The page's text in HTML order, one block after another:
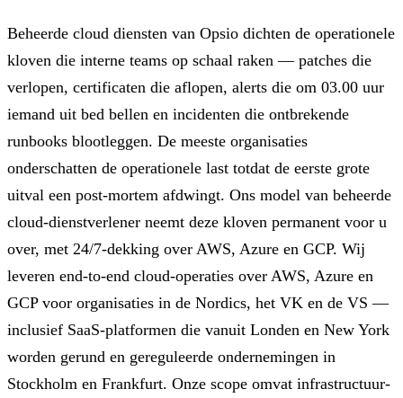
Beheerde cloud diensten van Opsio dichten de operationele
kloven die interne teams op schaal raken — patches die
verlopen, certificaten die aflopen, alerts die om 03.00 uur
iemand uit bed bellen en incidenten die ontbrekende
runbooks blootleggen. De meeste organisaties
onderschatten de operationele last totdat de eerste grote
uitval een post-mortem afdwingt. Ons model van beheerde
cloud-dienstverlener neemt deze kloven permanent voor u
over, met 24/7-dekking over AWS, Azure en GCP. Wij
leveren end-to-end cloud-operaties over AWS, Azure en
GCP voor organisaties in de Nordics, het VK en de VS —
inclusief SaaS-platformen die vanuit Londen en New York
worden gerund en gereguleerde ondernemingen in
Stockholm en Frankfurt. Onze scope omvat infrastructuur-